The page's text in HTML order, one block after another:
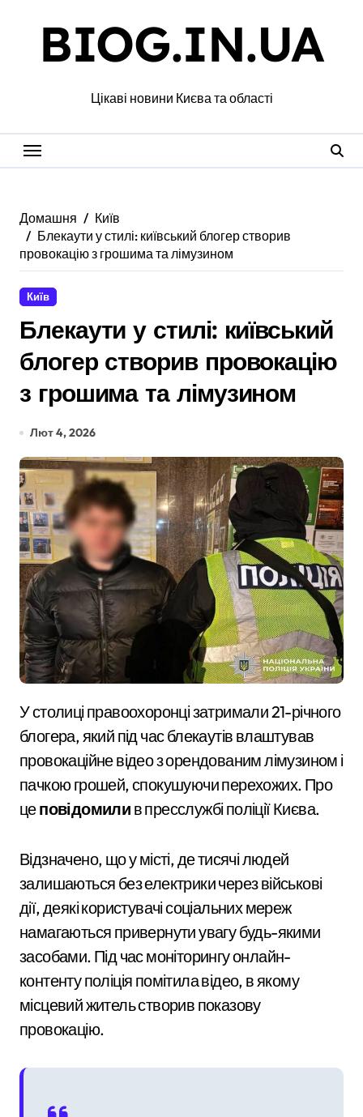
BIOG.IN.UA
Цікаві новини Києва та області
Домашня
Київ
Блекаути у стилі: київський блогер створив
провокацію з грошима та лімузином
Київ
Блекаути у стилі: київський
блогер створив провокацію
з грошима та лімузином
Лют 4, 2026
У столиці правоохоронці затримали 21-річного
блогера, який під час блекаутів влаштував
провокаційне відео з орендованим лімузином і
пачкою грошей, спокушуючи перехожих. Про
цеповідомили в пресслужбі поліції Києва.
Відзначено, що у місті, де тисячі людей
залишаються без електрики через військові
дії, деякі користувачі соціальних мереж
намагаються привернути увагу будь-якими
засобами. Під час моніторингу онлайн-
контенту поліція помітила відео, в якому
місцевий житель створив показову
провокацію.